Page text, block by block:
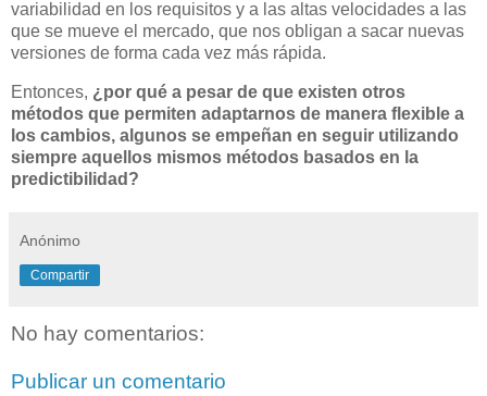
variabilidad en los requisitos y a las altas velocidades a las
que se mueve el mercado, que nos obligan a sacar nuevas
versiones de forma cada vez más rápida.
Entonces, ¿por qué a pesar de que existen otros
métodos que permiten adaptarnos de manera flexible a
los cambios, algunos se empeñan en seguir utilizando
siempre aquellos mismos métodos basados en la
predictibilidad?
Anónimo
Compartir
No hay comentarios:
Publicar un comentario